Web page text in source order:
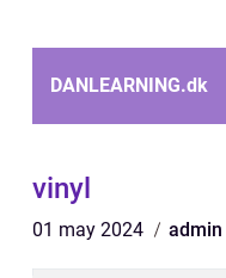
DANLEARNING.dk
vinyl
01 may 2024 admin